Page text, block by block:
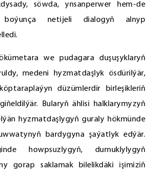
söwda, ynsanperwer hem-de
netijeli dialogyň alnyp
we pudagara duşuşyklaryň
medeni hyzmatdaşlyk ösdürilýär,
düzümlerdir birleşikleriň
Bularyň ählisi halklarymyzyň
hyzmatdaşlygyň guraly hökmünde
bardygyna şaýatlyk edýär.
howpsuzlygyň, durnuklylygyň
gorap saklamak bilelikdäki işimiziň